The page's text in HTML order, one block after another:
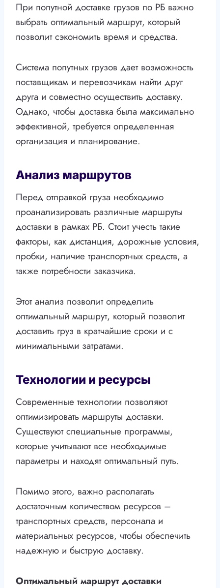
При попутной доставке грузов по РБ важно
выбрать оптимальный маршрут, который
позволит сэкономить время и средства.
Система попутных грузов дает возможность
поставщикам и перевозчикам найти друг
друга и совместно осуществить доставку.
Однако, чтобы доставка была максимально
эффективной, требуется определенная
организация и планирование.
Анализ маршрутов
Перед отправкой груза необходимо
проанализировать различные маршруты
доставки в рамках РБ. Стоит учесть такие
факторы, как дистанция, дорожные условия,
пробки, наличие транспортных средств, а
также потребности заказчика.
Этот анализ позволит определить
оптимальный маршрут, который позволит
доставить груз в кратчайшие сроки и с
минимальными затратами.
Технологии и ресурсы
Современные технологии позволяют
оптимизировать маршруты доставки.
Существуют специальные программы,
которые учитывают все необходимые
параметры и находят оптимальный путь.
Помимо этого, важно располагать
достаточным количеством ресурсов –
транспортных средств, персонала и
материальных ресурсов, чтобы обеспечить
надежную и быструю доставку.
Оптимальный маршрут доставки